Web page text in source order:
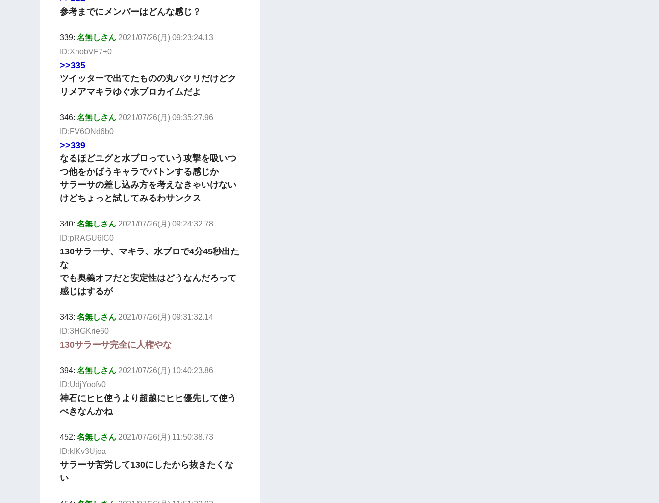
参考までにメンバーはどんな感じ？
339: 名無しさん 2021/07/26(月) 09:23:24.13
ID:XhobVF7+0
>>335
ツイッターで出てたものの丸パクリだけどク
リメアマキラゆぐ水ブロカイムだよ
346: 名無しさん 2021/07/26(月) 09:35:27.96
ID:FV6ONd6b0
>>339
なるほどユグと水ブロっていう攻撃を吸いつ
つ他をかばうキャラでバトンする感じか
サラーサの差し込み方を考えなきゃいけない
けどちょっと試してみるわサンクス
340: 名無しさん 2021/07/26(月) 09:24:32.78
ID:pRAGU6lC0
130サラーサ、マキラ、水ブロで4分45秒出た
な
でも奥義オフだと安定性はどうなんだろって
感じはするが
343: 名無しさん 2021/07/26(月) 09:31:32.14
ID:3HGKrie60
130サラーサ完全に人権やな
394: 名無しさん 2021/07/26(月) 10:40:23.86
ID:UdjYoofv0
神石にヒヒ使うより超越にヒヒ優先して使う
べきなんかね
452: 名無しさん 2021/07/26(月) 11:50:38.73
ID:kIKv3Ujoa
サラーサ苦労して130にしたから抜きたくな
い